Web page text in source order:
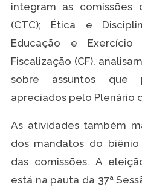
integram as comissões
(CTC); Ética e
Educação e Exercício
Fiscalização (CF),
sobre assuntos que
apreciados pelo Plenário
As atividades também
dos mandatos do
das comissões. A
está na pauta da 37ª